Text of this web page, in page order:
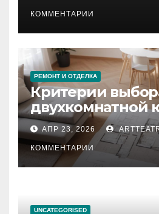
КОММЕНТАРИИ
РЕМОНТ И ОТДЕЛКА
Критерии
двухкомнатной
планировка,
состояние и
АПР 23, 2026
КОММЕНТАРИИ
UNCATEGORISED